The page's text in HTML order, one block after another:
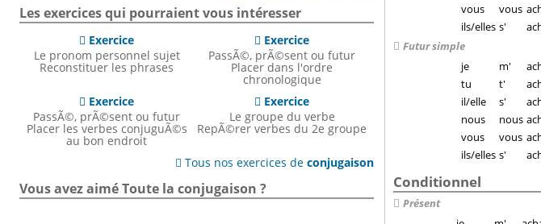
vous
vous
ils/elles s'
Futur simple
je
m'
tu
t'
il/elle
s'
nous
nous
vous
vous
ils/elles s'
Conditionnel
Présent
Les exercices qui pourraient vous intéresser
 Exercice
Le pronom personnel sujet
Reconstituer les phrases
 Exercice
PassÃ©, prÃ©sent ou futur
Placer dans l'ordre
chronologique
 Exercice
PassÃ©, prÃ©sent ou futur
Placer les verbes conjuguÃ©s
au bon endroit
 Exercice
Le groupe du verbe
RepÃ©rer verbes du 2e groupe
 Tous nos exercices deconjugaison
Vous avez aimé Toute la conjugaison ?